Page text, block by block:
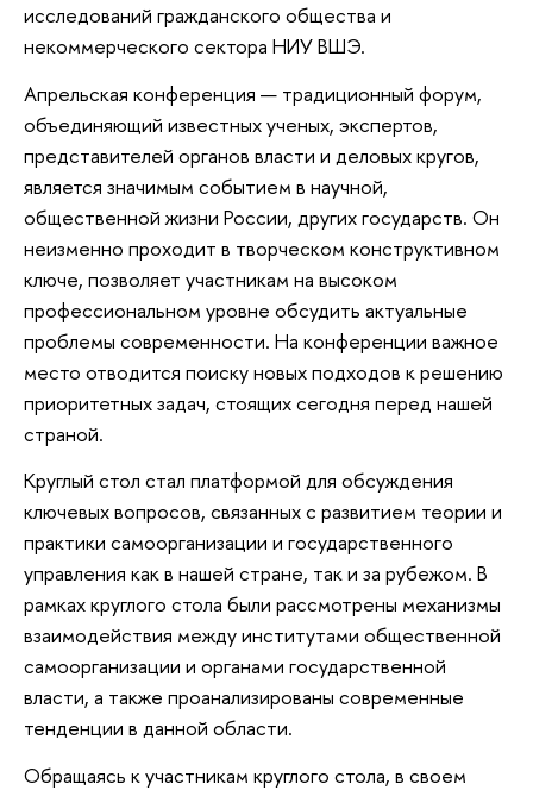
исследований гражданского общества и
некоммерческого сектора НИУ ВШЭ.
Апрельская конференция — традиционный форум,
объединяющий известных ученых, экспертов,
представителей органов власти и деловых кругов,
является значимым событием в научной,
общественной жизни России, других государств. Он
неизменно проходит в творческом конструктивном
ключе, позволяет участникам на высоком
профессиональном уровне обсудить актуальные
проблемы современности. На конференции важное
место отводится поиску новых подходов к решению
приоритетных задач, стоящих сегодня перед нашей
страной.
Круглый стол стал платформой для обсуждения
ключевых вопросов, связанных с развитием теории и
практики самоорганизации и государственного
управления как в нашей стране, так и за рубежом. В
рамках круглого стола были рассмотрены механизмы
взаимодействия между институтами общественной
самоорганизации и органами государственной
власти, а также проанализированы современные
тенденции в данной области.
Обращаясь к участникам круглого стола, в своем